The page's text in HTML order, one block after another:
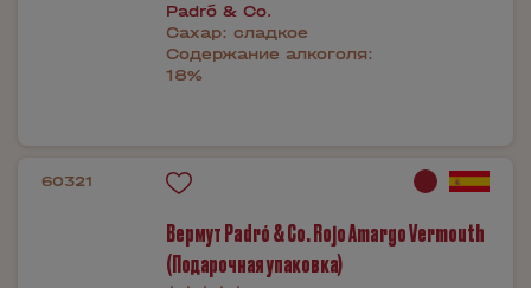
Padró & Co.
Сахар: сладкое
Содержание алкоголя:
18%
60321
Вермут Padró & Co. Rojo Amargo Vermouth
(Подарочная упаковка)